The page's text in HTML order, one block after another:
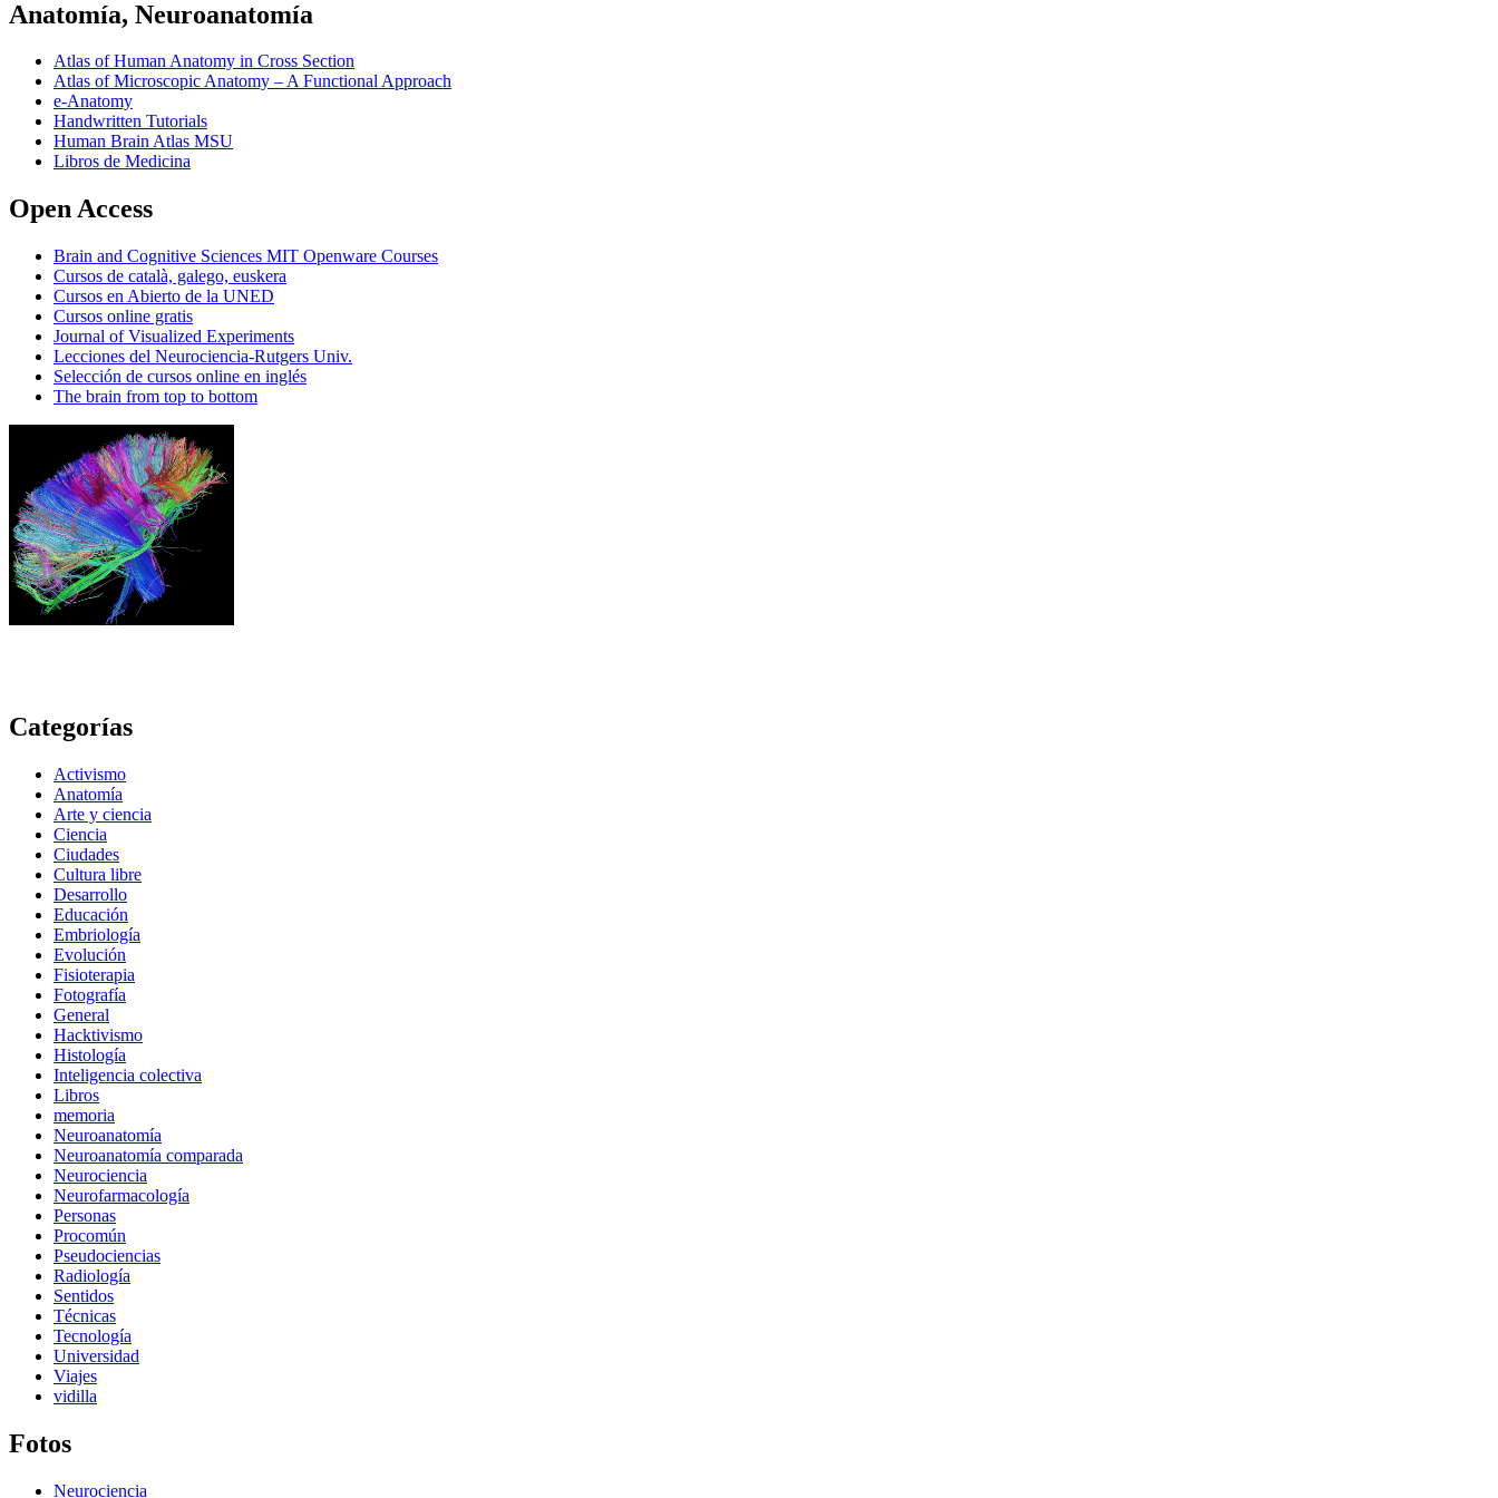
Anatomía, Neuroanatomía
Atlas of Human Anatomy in Cross Section
Atlas of Microscopic Anatomy – A Functional Approach
e-Anatomy
Handwritten Tutorials
Human Brain Atlas MSU
Libros de Medicina
Open Access
Brain and Cognitive Sciences MIT Openware Courses
Cursos de català, galego, euskera
Cursos en Abierto de la UNED
Cursos online gratis
Journal of Visualized Experiments
Lecciones del Neurociencia-Rutgers Univ.
Selección de cursos online en inglés
The brain from top to bottom
Categorías
Activismo
Anatomía
Arte y ciencia
Ciencia
Ciudades
Cultura libre
Desarrollo
Educación
Embriología
Evolución
Fisioterapia
Fotografía
General
Hacktivismo
Histología
Inteligencia colectiva
Libros
memoria
Neuroanatomía
Neuroanatomía comparada
Neurociencia
Neurofarmacología
Personas
Procomún
Pseudociencias
Radiología
Sentidos
Técnicas
Tecnología
Universidad
Viajes
vidilla
Fotos
Neurociencia